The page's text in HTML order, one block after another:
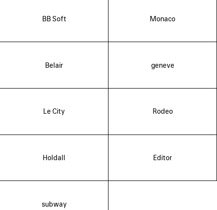
BB Soft Monaco
Belair geneve
Le City Rodeo
Holdall Editor
subway